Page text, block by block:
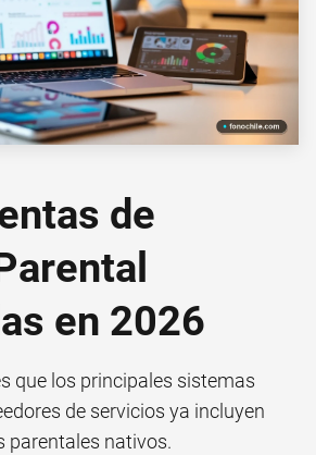
de
en 2026
que los principales sistemas
de servicios ya incluyen
parentales nativos.